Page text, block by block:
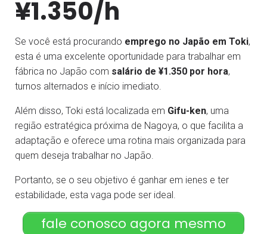
¥1.350/h
Se você está procurando emprego no Japão em Toki,
esta é uma excelente oportunidade para trabalhar em
fábrica no Japão com salário de ¥1.350 por hora,
turnos alternados e início imediato.
Além disso, Toki está localizada em Gifu-ken, uma
região estratégica próxima de Nagoya, o que facilita a
adaptação e oferece uma rotina mais organizada para
quem deseja trabalhar no Japão.
Portanto, se o seu objetivo é ganhar em ienes e ter
estabilidade, esta vaga pode ser ideal.
fale conosco agora mesmo